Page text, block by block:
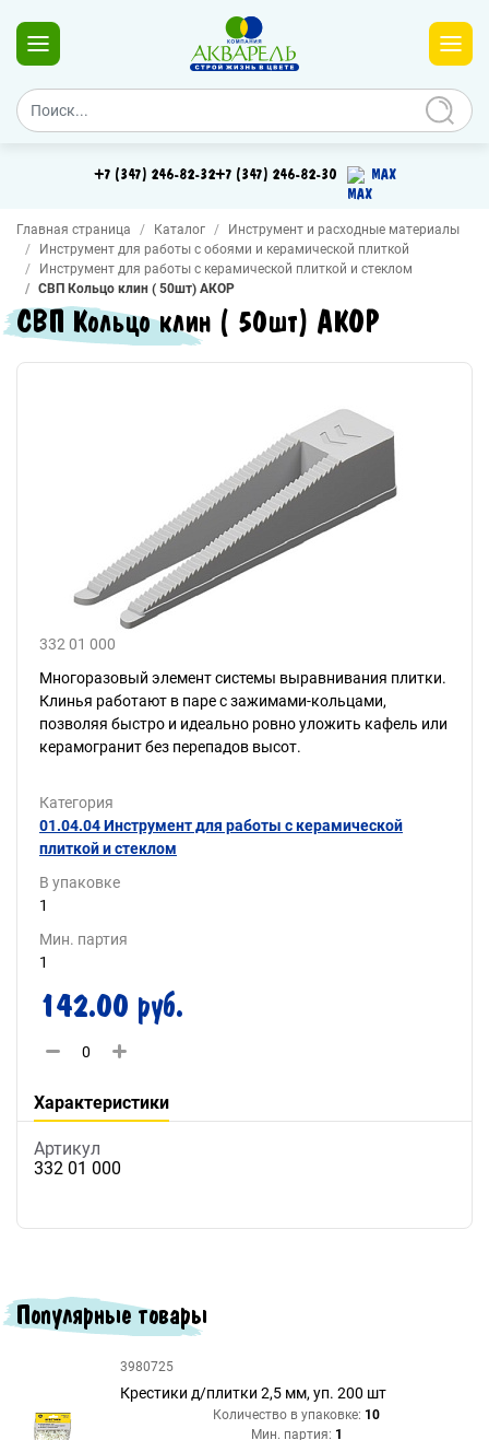
+7 (347) 246-82-32+7 (347) 246-82-30 MAX
Главная страница Каталог
Инструмент и расходные материалы
Инструмент для работы с обоями и керамической плиткой
Инструмент для работы с керамической плиткой и стеклом
СВП Кольцо клин ( 50шт) АКОР
СВП Кольцо клин ( 50шт) АКОР
332 01 000
Многоразовый элемент системы выравнивания плитки.
Клинья работают в паре с зажимами-кольцами,
позволяя быстро и идеально ровно уложить кафель или
керамогранит без перепадов высот.
Категория
01.04.04 Инструмент для работы с керамической
плиткой и стеклом
В упаковке
1
Мин. партия
1
142.00 руб.
Характеристики
Артикул
332 01 000
Популярные товары
3980725
Крестики д/плитки 2,5 мм, уп. 200 шт
Количество в упаковке: 10
Мин. партия: 1